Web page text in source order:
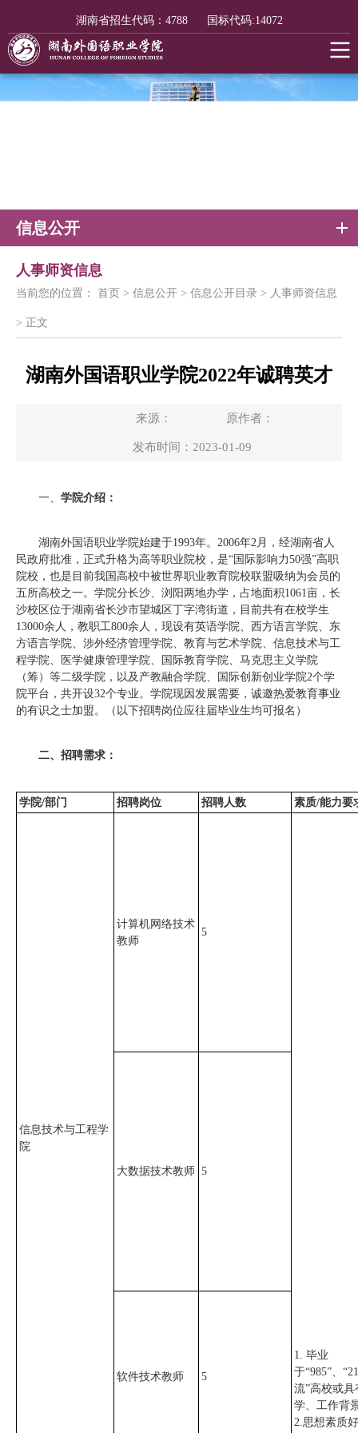
湖南省招生代码： 4788 国标代码:14072
信息公开
人事师资信息
当前您的位置： 首页 > 信息公开 > 信息公开目录 > 人事师资信息
> 正文
湖南外国语职业学院2022年诚聘英才
来源： 原作者：
发布时间：2023-01-09
一、 学院介绍 ：
湖南外国语职业学院始建于1993年。2006年2月，经湖南省人
民政府批准，正式升格为高等职业院校，是“国际影响力50强”高职
院校，也是目前我国高校中被世界职业教育院校联盟吸纳为会员的
五所高校之一。学院分长沙、浏阳两地办学，占地面积1061亩，长
沙校区位于湖南省长沙市望城区丁字湾街道，目前共有在校学生
13000余人，教职工800余人，现设有英语学院、西方语言学院、东
方语言学院、涉外经济管理学院、教育与艺术学院、信息技术与工
程学院、医学健康管理学院、国际教育学院、马克思主义学院
（筹）等二级学院，以及产教融合学院、国际创新创业学院2个学
院平台，共开设32个专业。学院现因发展需要，诚邀热爱教育事业
的有识之士加盟。（以下招聘岗位应往届毕业生均可报名）
二、招聘需求：
学院/部门 招聘岗位 招聘人数 素质/能力要
信息技术与工程学
院
计算机网络技术
教师
5
1. 毕业
于“985”、
流”高校或
学、工作背
2.思想素质
大数据技术教师 5
软件技术教师 5